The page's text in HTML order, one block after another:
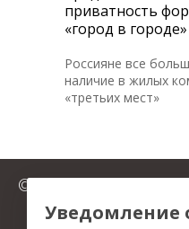
приватность
«город в городе»
Россияне все
наличие в жилых
«третьих мест»
Уведомление
© 2025 FromMillion.ru